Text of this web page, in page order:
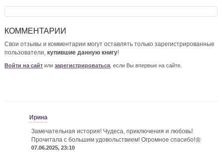
КОММЕНТАРИИ
Свои отзывы и комментарии могут оставлять только зарегистрированные
пользователи,купившие данную книгу!
Войти на сайт илизарегистрироваться , если Вы впервые на сайте.
Ирина
Замечательная история! Чудеса, приключения и любовь!
Прочитала с большим удовольствием! Огромное спасибо!🌼
07.06.2025, 23:10